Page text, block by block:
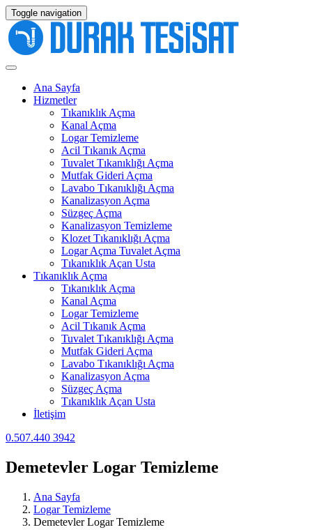
Toggle navigation
Ana Sayfa
Hizmetler
Tıkanıklık Açma
Kanal Açma
Logar Temizleme
Acil Tıkanık Açma
Tuvalet Tıkanıklığı Açma
Mutfak Gideri Açma
Lavabo Tıkanıklığı Açma
Kanalizasyon Açma
Süzgeç Açma
Kanalizasyon Temizleme
Klozet Tıkanıklığı Açma
Logar Açma Tuvalet Açma
Tıkanıklık Açan Usta
Tıkanıklık Açma
Tıkanıklık Açma
Kanal Açma
Logar Temizleme
Acil Tıkanık Açma
Tuvalet Tıkanıklığı Açma
Mutfak Gideri Açma
Lavabo Tıkanıklığı Açma
Kanalizasyon Açma
Süzgeç Açma
Tıkanıklık Açan Usta
İletişim
0.507.440 3942
Demetevler Logar Temizleme
Ana Sayfa
Logar Temizleme
Demetevler Logar Temizleme